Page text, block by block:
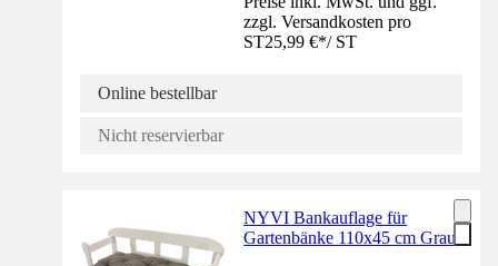
zzgl. Versandkosten pro
ST25,99 €*/ ST
Online bestellbar
Nicht reservierbar
NYVI Bankauflage für
Gartenbänke 110x45 cm Grau